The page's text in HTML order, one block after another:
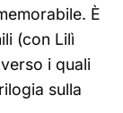
È
(con Lilì
i quali
sulla